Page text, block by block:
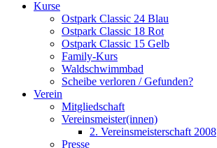
Kurse
Ostpark Classic 24 Blau
Ostpark Classic 18 Rot
Ostpark Classic 15 Gelb
Family-Kurs
Waldschwimmbad
Scheibe verloren / Gefunden?
Verein
Mitgliedschaft
Vereinsmeister(innen)
2. Vereinsmeisterschaft 2008
Presse